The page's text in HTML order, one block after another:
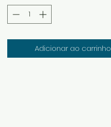
Adicionar ao carrinho